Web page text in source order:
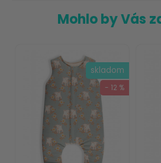
Mohlo by Vás
skladom
- 12 %